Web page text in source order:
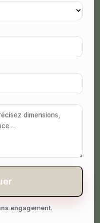
engagement.